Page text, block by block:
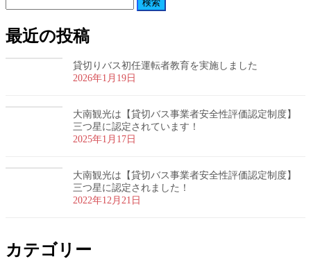
最近の投稿
貸切りバス初任運転者教育を実施しました
2026年1月19日
大南観光は【貸切バス事業者安全性評価認定制度】
三つ星に認定されています！
2025年1月17日
大南観光は【貸切バス事業者安全性評価認定制度】
三つ星に認定されました！
2022年12月21日
カテゴリー